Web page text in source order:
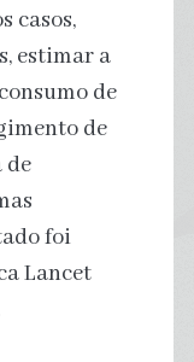
casos,
estimar a
de
de
de
foi
Lancet